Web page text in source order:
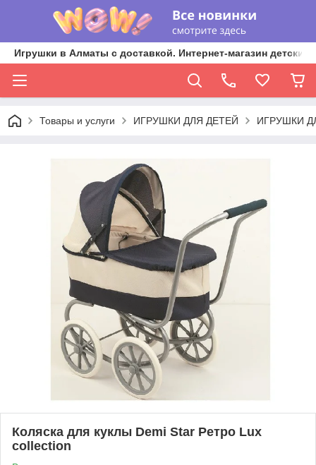
Игрушки в Алматы с доставкой. Интернет-магазин
Товары и услуги ИГРУШКИ ДЛЯ ДЕТЕЙ ИГРУШКИ
Коляска для куклы Demi Star Ретро Lux
collection